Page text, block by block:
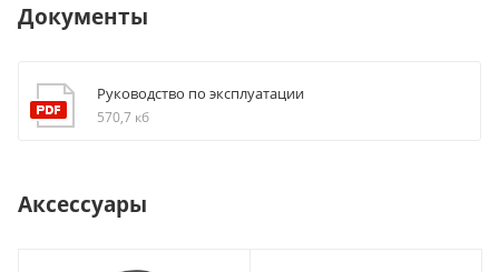
Документы
Руководство по эксплуатации
570,7 кб
Аксессуары